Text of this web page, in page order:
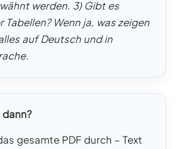
werden. 3) Gibt es
Tabellen? Wenn ja, was zeigen
auf Deutsch und in
gesamte PDF durch – Text